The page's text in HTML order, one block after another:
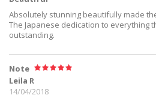
Absolutely stunning beautifully made
The Japanese dedication to everything
outstanding.
Note
Leila R
14/04/2018